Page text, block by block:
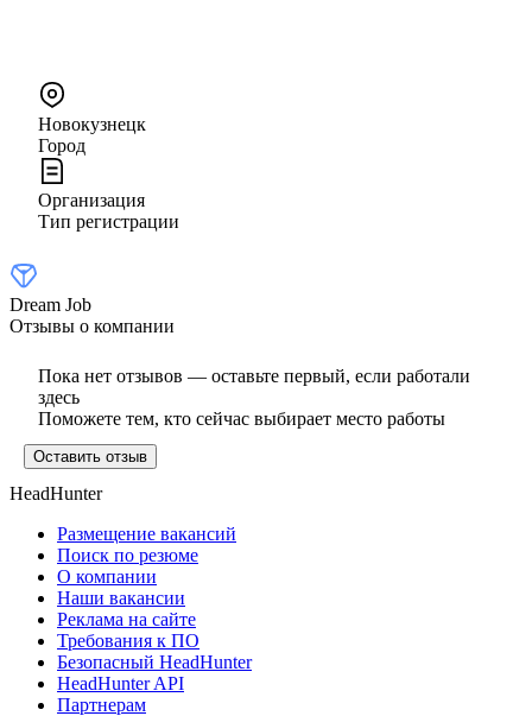
Новокузнецк
Город
Организация
Тип регистрации
Dream Job
Отзывы о компании
Пока нет отзывов — оставьте первый, если работали
здесь
Поможете тем, кто сейчас выбирает место работы
Оставить отзыв
HeadHunter
Размещение вакансий
Поиск по резюме
О компании
Наши вакансии
Реклама на сайте
Требования к ПО
Безопасный HeadHunter
HeadHunter API
Партнерам